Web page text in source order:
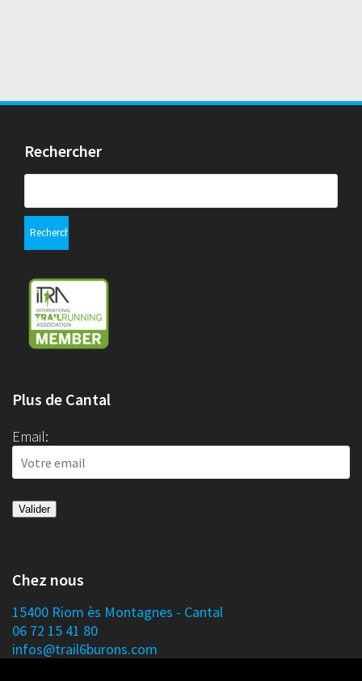
Rechercher
Plus de Cantal
Email:
Chez nous
15400 Riom ès Montagnes - Cantal
06 72 15 41 80
infos@trail6burons.com